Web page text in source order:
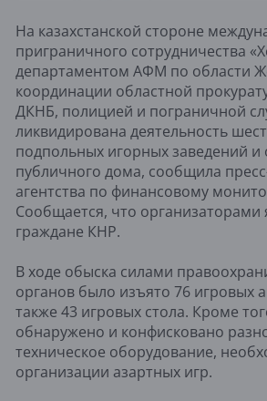
На казахстанской стороне
приграничного сотрудничества
департаментом АФМ по области
координации областной
ДКНБ, полицией и пограничной
ликвидирована деятельность
подпольных игорных заведений и
публичного дома, сообщила
агентства по финансовому
Сообщается, что организаторами
граждане КНР.
В ходе обыска силами
органов было изъято 76 игровых
также 43 игровых стола. Кроме
обнаружено и конфисковано
техническое оборудование,
организации азартных игр.